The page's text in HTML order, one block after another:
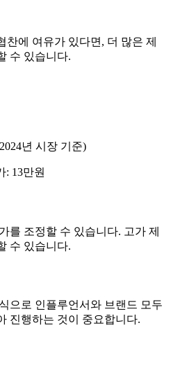
찬에 여유가 있다면, 더 많은 제
수 있습니다.
년 시장 기준)
: 13만원
를 조정할 수 있습니다. 고가 제
수 있습니다.
으로 인플루언서와 브랜드 모두
진행하는 것이 중요합니다.